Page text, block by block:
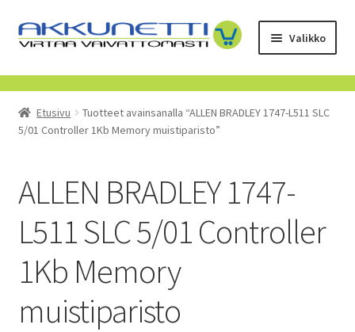
Siirry
navigointiin
Siirry
sisältöön
Valikko
Kauppa
Tietoa meistä
Toimitusehdot
POISTUVAT TUOTTEET
Etusivu
Tuotteet avainsanalla “ALLEN BRADLEY 1747-L511 SLC
5/01 Controller 1Kb Memory muistiparisto”
ALLEN BRADLEY 1747-
L511 SLC 5/01 Controller
1Kb Memory
muistiparisto